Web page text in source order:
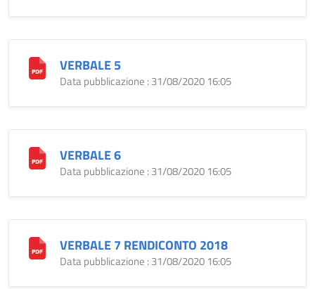
VERBALE 5
Data pubblicazione : 31/08/2020 16:05
VERBALE 6
Data pubblicazione : 31/08/2020 16:05
VERBALE 7 RENDICONTO 2018
Data pubblicazione : 31/08/2020 16:05